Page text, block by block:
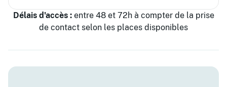
Délais d'accès :entre 48 et 72h à compter de la prise
de contact selon les places disponibles